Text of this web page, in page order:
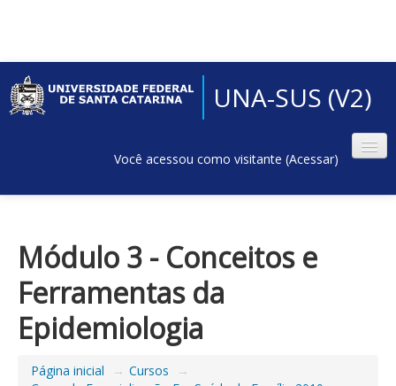
UNA-SUS (V2)
Você acessou como visitante (Acessar)
Módulo 3 - Conceitos e
Ferramentas da
Epidemiologia
Página inicial → Cursos
→